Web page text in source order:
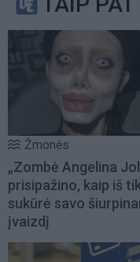
Žmonės
„Zombė Angelina
prisipažino, kaip iš
sukūrė savo
įvaizdį